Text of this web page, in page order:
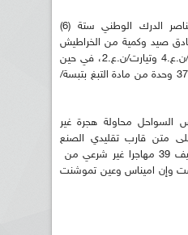
من جهة أخرى، "أوقف عناصر الدرك الوطني ستة (6)
وضبطوا ثلاث 3 بنادق صيد وكمية من الخراطيش
بكل من باتنة/ن.ع.5 وورقلة/ن.ع.4 وتيارت/ن.ع.2، في حين
تم توقيف مهرب بحوزته 3730 وحدة من مادة التبغ بتبسة/
محاولة هجرة غير
على متن قارب تقليدي الصنع
بوهران/ن.ع.2، فيما تم توقيف 39 مهاجرا غير شرعي من
وإن اميناس وعين تموشنت